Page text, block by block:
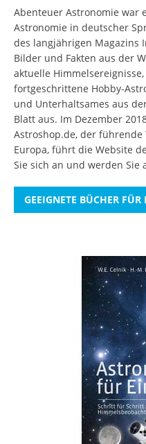
Abenteuer Astronomie war
Astronomie in deutscher
des langjährigen Magazins
Bilder und Fakten aus der
aktuelle
fortgeschrittene Hobby-
und Unterhaltsames aus
Blatt aus. Im Dezember
Astroshop.de, der führende
Europa, führt die Website
Sie sich an und werden Sie
GEEIGNETE BÜCHER FÜR